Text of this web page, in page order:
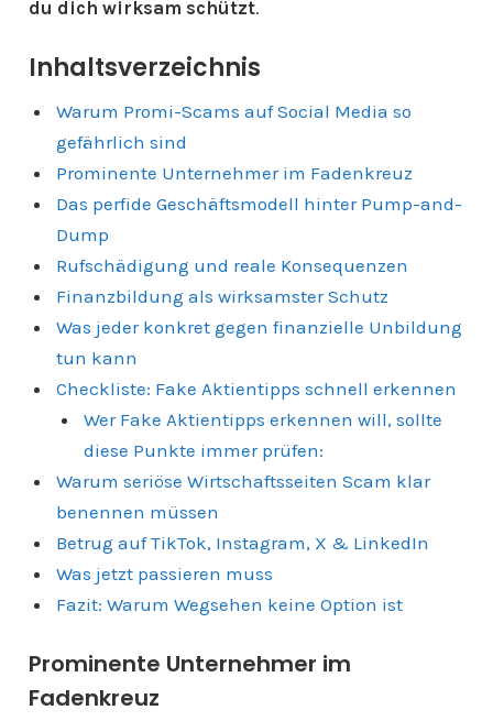
du dich wirksam schützt.
Inhaltsverzeichnis
Warum Promi-Scams auf Social Media so
gefährlich sind
Prominente Unternehmer im Fadenkreuz
Das perfide Geschäftsmodell hinter Pump-and-
Dump
Rufschädigung und reale Konsequenzen
Finanzbildung als wirksamster Schutz
Was jeder konkret gegen finanzielle Unbildung
tun kann
Checkliste: Fake Aktientipps schnell erkennen
Wer Fake Aktientipps erkennen will, sollte
diese Punkte immer prüfen:
Warum seriöse Wirtschaftsseiten Scam klar
benennen müssen
Betrug auf TikTok, Instagram, X & LinkedIn
Was jetzt passieren muss
Fazit: Warum Wegsehen keine Option ist
Prominente Unternehmer im
Fadenkreuz